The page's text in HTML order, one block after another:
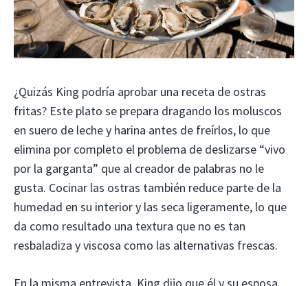
¿Quizás King podría aprobar una receta de ostras
fritas? Este plato se prepara dragando los moluscos
en suero de leche y harina antes de freírlos, lo que
elimina por completo el problema de deslizarse “vivo
por la garganta” que al creador de palabras no le
gusta. Cocinar las ostras también reduce parte de la
humedad en su interior y las seca ligeramente, lo que
da como resultado una textura que no es tan
resbaladiza y viscosa como las alternativas frescas.
En la misma entrevista, King dijo que él y su esposa